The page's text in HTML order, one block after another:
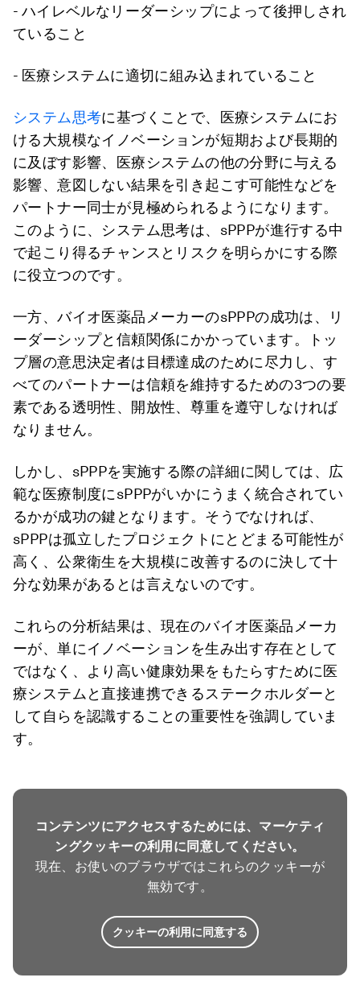
- ハイレベルなリーダーシップによって後押しされ
ていること
- 医療システムに適切に組み込まれていること
システム思考に基づくことで、医療システムにお
ける大規模なイノベーションが短期および長期的
に及ぼす影響、医療システムの他の分野に与える
影響、意図しない結果を引き起こす可能性などを
パートナー同士が見極められるようになります。
このように、システム思考は、sPPPが進行する中
で起こり得るチャンスとリスクを明らかにする際
に役立つのです。
一方、バイオ医薬品メーカーのsPPPの成功は、リ
ーダーシップと信頼関係にかかっています。トッ
プ層の意思決定者は目標達成のために尽力し、す
べてのパートナーは信頼を維持するための3つの要
素である透明性、開放性、尊重を遵守しなければ
なりません。
しかし、sPPPを実施する際の詳細に関しては、広
範な医療制度にsPPPがいかにうまく統合されてい
るかが成功の鍵となります。そうでなければ、
sPPPは孤立したプロジェクトにとどまる可能性が
高く、公衆衛生を大規模に改善するのに決して十
分な効果があるとは言えないのです。
これらの分析結果は、現在のバイオ医薬品メーカ
ーが、単にイノベーションを生み出す存在として
ではなく、より高い健康効果をもたらすために医
療システムと直接連携できるステークホルダーと
して自らを認識することの重要性を強調していま
す。
コンテンツにアクセスするためには、マーケティ
ングクッキーの利用に同意してください。
現在、お使いのブラウザではこれらのクッキーが
無効です。
クッキーの利用に同意する